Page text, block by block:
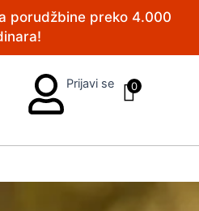
porudžbine preko 4.000
Prijavi se 0